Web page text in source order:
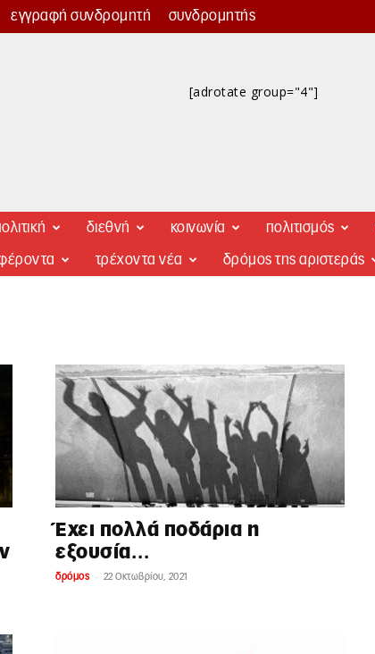
εγγραφή συνδρομητή συνδρομητής
[adrotate group="4"]
διεθνή κοινωνία πολιτισμός
τρέχοντα νέα δρόμος της αριστεράς
Έχει πολλά ποδάρια η
εξουσία…
δρόμος - 22 Οκτωβρίου, 2021